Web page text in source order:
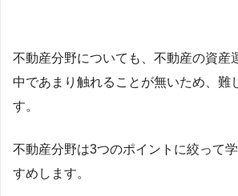
不動産分野についても、不動産の資産
中であまり触れることが無いため、難
す。
不動産分野は3つのポイントに絞って
すめします。